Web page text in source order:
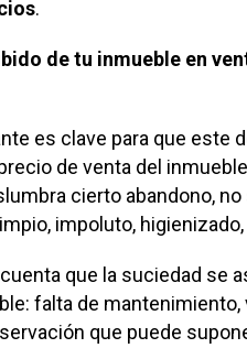
.
de tu inmueble en
es clave para que este
de venta del
cierto abandono,
impoluto,
que la suciedad se
falta de
que puede